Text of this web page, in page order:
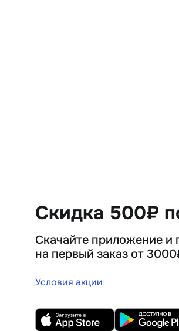
Скидка 500₽
Скачайте приложение и
на первый заказ от
Условия акции